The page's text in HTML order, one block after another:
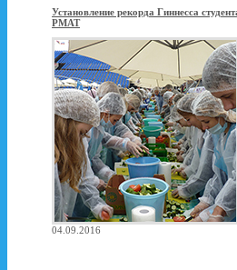
Установление рекорда Гиннесса
РМАТ
04.09.2016